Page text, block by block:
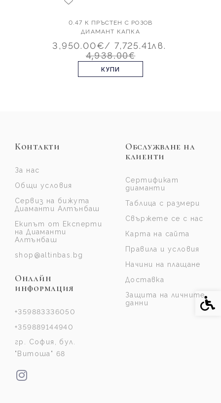
0.47 К ПРЪСТЕН С РОЗОВ
ДИАМАНТ КАПКА
3,950.00€/ 7,725.41лв.
4,938.00€
КУПИ
Контакти
За нас
Общи условия
Сервиз на бижута
Диаманти Алтънбаш
Екипът от Експерти
на Диаманти
Алтънбаш
shop@altinbas.bg
Онлайн
информация
+359883336050
+359889144940
гр. София, бул.
"Витоша" 68
Обслужване на
клиенти
Сертификат
диаманти
Таблица с размери
Свържете се с нас
Карта на сайта
Правила и условия
Начини на плащане
Доставка
Защита на личните
данни